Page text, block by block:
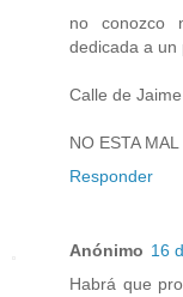
no conozco
dedicada a un
Calle de
NO ESTA
Responder
Anónimo 16
Habrá que